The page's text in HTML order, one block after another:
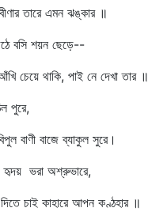
তারে এমন ঝঙ্কার ॥
বসি শয়ন ছেড়ে--
পাই নে দেখা তার ॥
পুরে,
বাজে ব্যাকুল সুরে।
হৃদয় ভরা অশ্রুভারে,
কাহারে আপন কণ্ঠহার ॥